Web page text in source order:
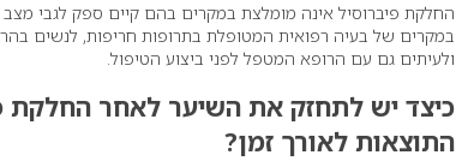
החלקת פיברוסיל אינה מומלצת במקרים בהם קיים ספק לגבי
במקרים של בעיה רפואית המטופלת בתרופות חריפות, לנשים
ולעיתים גם עם הרופא המטפל לפני ביצוע הטיפול.
כיצד יש לתחזק את השיער לאחר החלקת
התוצאות לאורך זמן?